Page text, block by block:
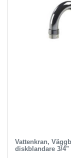
Vattenkran,
diskblandare 3/4"